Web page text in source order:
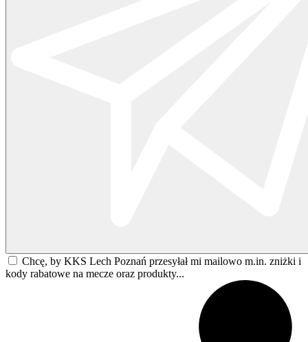
Chcę, by KKS Lech Poznań przesyłał mi mailowo m.in. zniżki i
kody rabatowe na mecze oraz produkty...